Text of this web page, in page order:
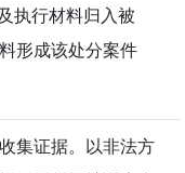
执行材料归入被
形成该处分案件
集证据。以非法方